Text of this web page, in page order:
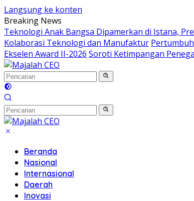
Langsung ke konten
Breaking News
Teknologi Anak Bangsa Dipamerkan di Istana,
Kolaborasi Teknologi dan Manufaktur
Ekselen Award II-2026 Soroti Ketimpangan
Beranda
Nasional
Internasional
Daerah
Inovasi